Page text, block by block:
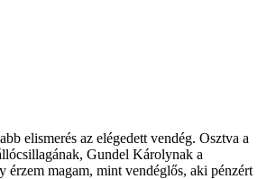
elismerés az elégedett vendég. Osztva a
Gundel Károlynak a
érzem magam, mint vendéglős, aki pénzért